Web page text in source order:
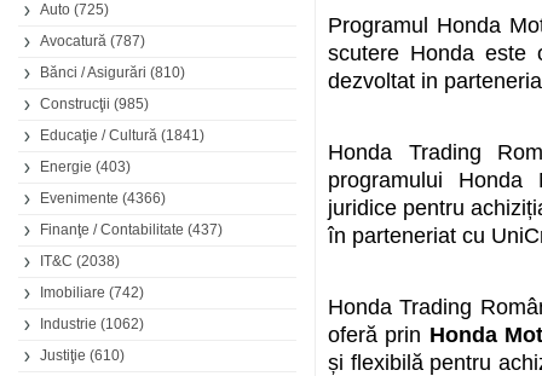
Auto (725)
Avocatură (787)
Bănci / Asigurări (810)
Construcţii (985)
Educaţie / Cultură (1841)
Energie (403)
Evenimente (4366)
Finanţe / Contabilitate (437)
IT&C (2038)
Imobiliare (742)
Industrie (1062)
Justiţie (610)
Programul Honda
scutere Honda este
dezvoltat in
Honda Trading
programului Honda
juridice pentru
în parteneriat cu
Honda Trading
oferă prin Honda
și flexibilă pentru